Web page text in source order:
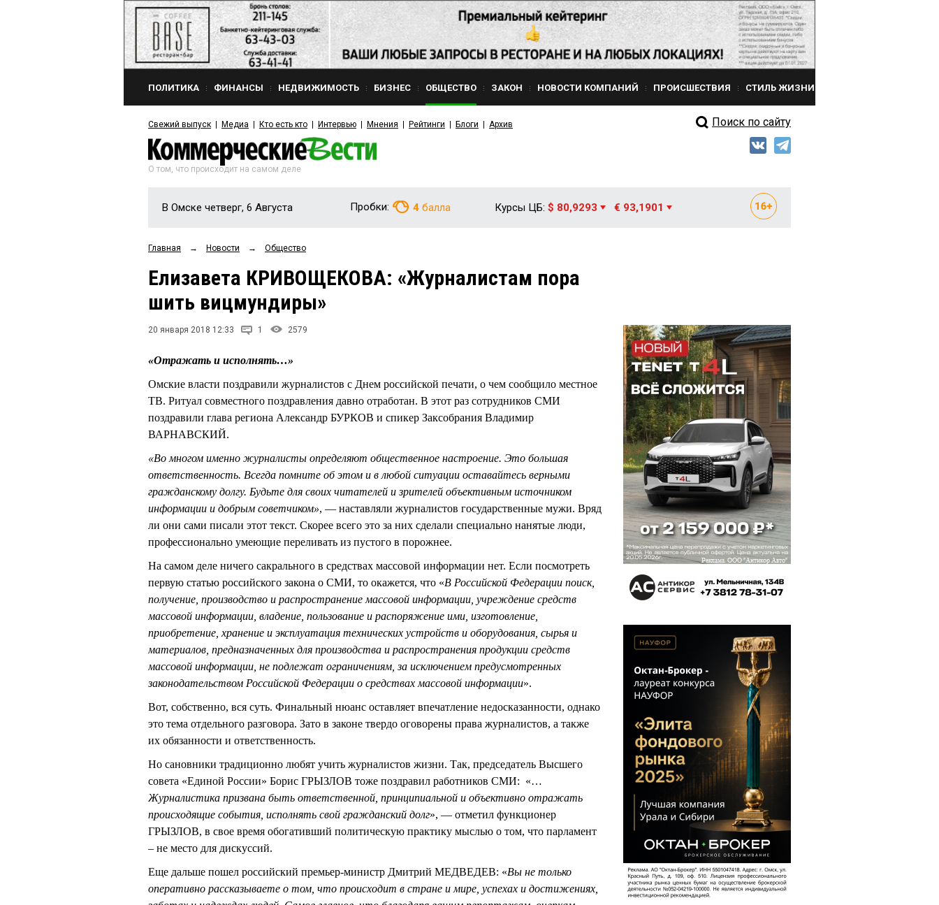
ПОЛИТИКА ФИНАНСЫ НЕДВИЖИМОСТЬ БИЗНЕС ОБЩЕСТВО ЗАКОН НОВОСТИ КОМПАНИЙ ПРОИСШЕСТВИЯ СТИЛЬ ЖИЗНИ
Свежий выпуск Медиа Кто есть кто Интервью Мнения Рейтинги Блоги Архив Поиск по сайту
О том, что происходит на самом деле
В Омске четверг, 6 Августа Пробки: 4 балла Курсы ЦБ: $ 80,9293 € 93,1901
Главная → Новости → Общество
Елизавета КРИВОЩЕКОВА: «Журналистам пора
шить вицмундиры»
20 января 2018 12:33 1 2579
«Отражать и исполнять…»
Омские власти поздравили журналистов с Днем российской печати, о чем сообщило местное
ТВ. Ритуал совместного поздравления давно отработан. В этот раз сотрудников СМИ
поздравили глава региона Александр БУРКОВ и спикер Заксобрания Владимир
ВАРНАВСКИЙ.
«Во многом именно журналисты определяют общественное настроение. Это большая
ответственность. Всегда помните об этом и в любой ситуации оставайтесь верными
гражданскому долгу. Будьте для своих читателей и зрителей объективным источником
информации и добрым советчиком», — наставляли журналистов государственные мужи. Вряд
ли они сами писали этот текст. Скорее всего это за них сделали специально нанятые люди,
профессионально умеющие переливать из пустого в порожнее.
На самом деле ничего сакрального в средствах массовой информации нет. Если посмотреть
первую статью российского закона о СМИ, то окажется, что «В Российской Федерации поиск,
получение, производство и распространение массовой информации, учреждение средств
массовой информации, владение, пользование и распоряжение ими, изготовление,
приобретение, хранение и эксплуатация технических устройств и оборудования, сырья и
материалов, предназначенных для производства и распространения продукции средств
массовой информации, не подлежат ограничениям, за исключением предусмотренных
законодательством Российской Федерации о средствах массовой информации».
Вот, собственно, вся суть. Финальный нюанс оставляет впечатление недосказанности, однако
это тема отдельного разговора. Зато в законе твердо оговорены права журналистов, а также
их обязанности и ответственность.
Но сановники традиционно любят учить журналистов жизни. Так, председатель Высшего
совета «Единой России» Борис ГРЫЗЛОВ тоже поздравил работников СМИ: «…
Журналистика призвана быть ответственной, принципиальной и объективно отражать
происходящие события, исполнять свой гражданский долг», — отметил функционер
ГРЫЗЛОВ, в свое время обогативший политическую практику мыслью о том, что парламент
– не место для дискуссий.
Еще дальше пошел российский премьер-министр Дмитрий МЕДВЕДЕВ: «Вы не только
оперативно рассказываете о том, что происходит в стране и мире, успехах и достижениях,